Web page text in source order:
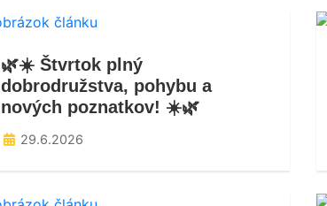
🌿☀️ Štvrtok plný
dobrodružstva, pohybu a
nových poznatkov! ☀️🌿
29.6.2026